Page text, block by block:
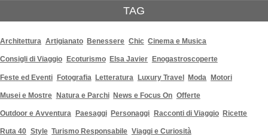
TAG
Architettura Artigianato Benessere Chic Cinema e Musica
Consigli di Viaggio Ecoturismo Elsa Javier Enogastroscoperte
Feste ed Eventi Fotografia Letteratura Luxury Travel Moda Motori
Musei e Mostre Natura e Parchi News e Focus On Offerte
Outdoor e Avventura Paesaggi Personaggi Racconti di Viaggio Ricette
Ruta 40 Style Turismo Responsabile Viaggi e Curiosità